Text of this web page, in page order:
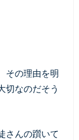
その理由を明
切なのだそう
さんの躓いて